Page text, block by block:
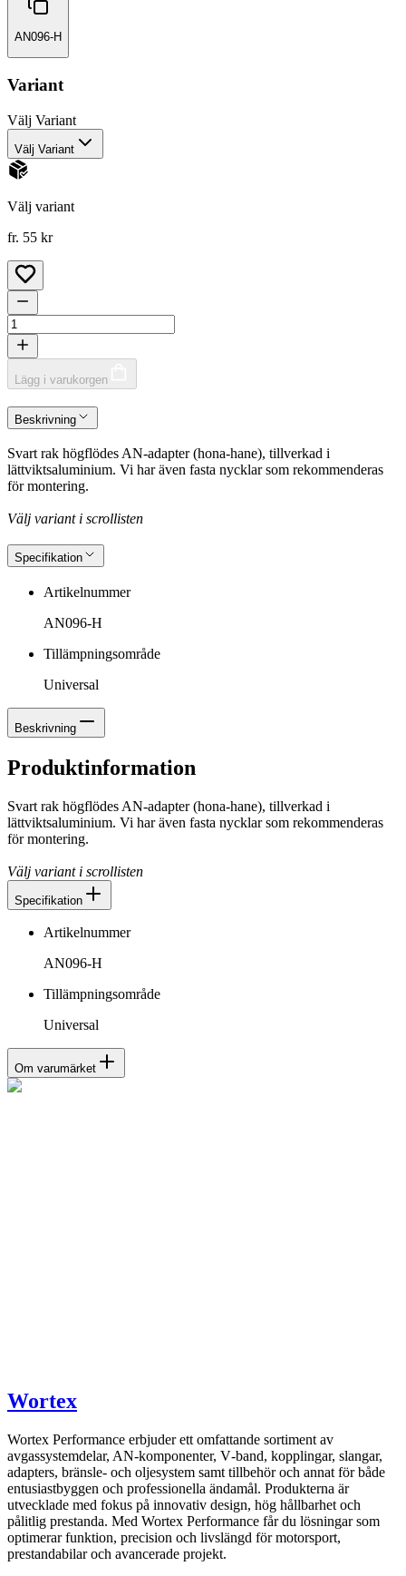
AN096-H
Variant
Välj Variant
Välj Variant
Välj variant
fr. 55 kr
Lägg i varukorgen
Beskrivning
Svart rak högflödes AN-adapter (hona-hane), tillverkad i
lättviktsaluminium. Vi har även fasta nycklar som rekommenderas
för montering.
Välj variant i scrollisten
Specifikation
Artikelnummer
AN096-H
Tillämpningsområde
Universal
Beskrivning
Produktinformation
Svart rak högflödes AN-adapter (hona-hane), tillverkad i
lättviktsaluminium. Vi har även fasta nycklar som rekommenderas
för montering.
Välj variant i scrollisten
Specifikation
Artikelnummer
AN096-H
Tillämpningsområde
Universal
Om varumärket
Wortex
Wortex Performance erbjuder ett omfattande sortiment av
avgassystemdelar, AN-komponenter, V‑band, kopplingar, slangar,
adapters, bränsle- och oljesystem samt tillbehör och annat för både
entusiastbyggen och professionella ändamål. Produkterna är
utvecklade med fokus på innovativ design, hög hållbarhet och
pålitlig prestanda. Med Wortex Performance får du lösningar som
optimerar funktion, precision och livslängd för motorsport,
prestandabilar och avancerade projekt.